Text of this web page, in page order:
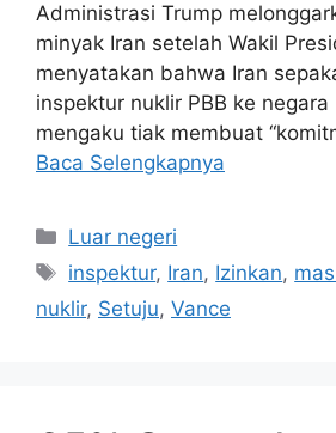
Administrasi Trump
minyak Iran setelah Wakil
menyatakan bahwa Iran
inspektur nuklir PBB ke negara
mengaku tiak membuat
Baca Selengkapnya
Kategori
Luar negeri
Tag
inspektur, Iran, Izinkan,
nuklir, Setuju, Vance